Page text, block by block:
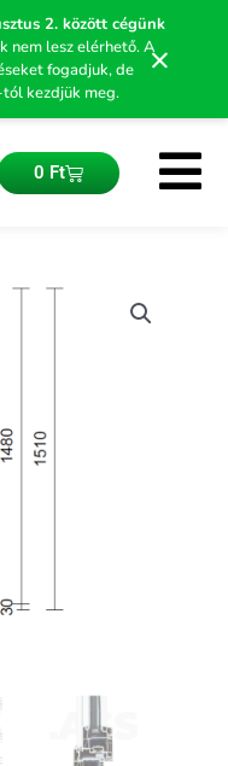
2. között cégünk
nem lesz elérhető. A
fogadjuk, de
kezdjük meg.
×
0 FtKosár